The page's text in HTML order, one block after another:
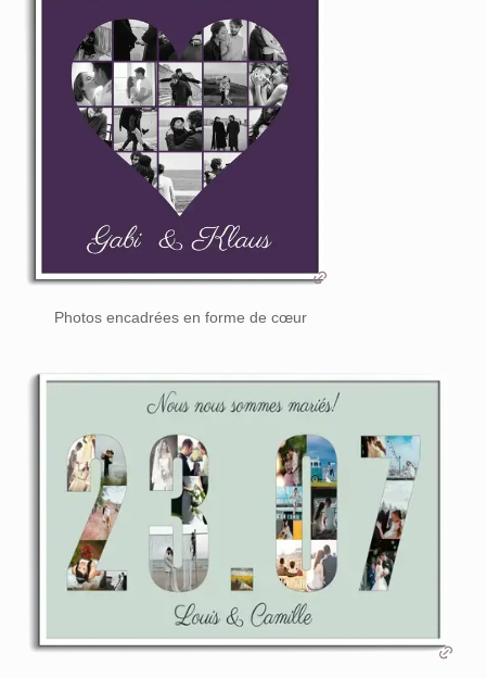
Photos encadrées en forme de cœur